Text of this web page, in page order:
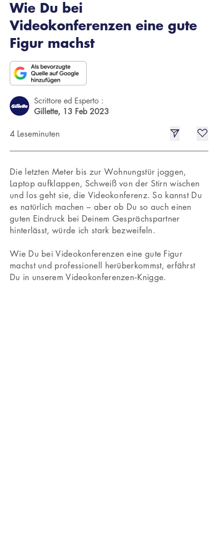
Wie Du bei
Videokonferenzen eine gute
Figur machst
Scrittore ed Esperto :
Gillette, 13 Feb 2023
4 Leseminuten
Die letzten Meter bis zur Wohnungstür joggen,
Laptop aufklappen, Schweiß von der Stirn wischen
und los geht sie, die Videokonferenz. So kannst Du
es natürlich machen – aber ob Du so auch einen
guten Eindruck bei Deinem Gesprächspartner
hinterlässt, würde ich stark bezweifeln.
Wie Du bei Videokonferenzen eine gute Figur
machst und professionell herüberkommst, erfährst
Du in unserem Videokonferenzen‐Knigge.